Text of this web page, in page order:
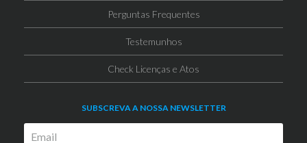
Perguntas Frequentes
Testemunhos
Check Licenças e Atos
SUBSCREVA A NOSSA NEWSLETTER